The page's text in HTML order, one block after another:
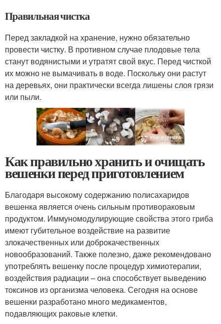
Правильная чистка
Перед закладкой на хранение, нужно обязательно
провести чистку. В противном случае плодовые тела
станут водянистыми и утратят свой вкус. Перед чисткой
их можно не вымачивать в воде. Поскольку они растут
на деревьях, они практически всегда лишены слоя грязи
или пыли.
Как правильно хранить и очищать
вешенки перед приготовлением
Благодаря высокому содержанию полисахаридов
вешенка является очень сильным противораковым
продуктом. Иммуномодулирующие свойства этого гриба
имеют губительное воздействие на развитие
злокачественных или доброкачественных
новообразований. Также полезно, даже рекомендовано
употреблять вешенку после процедур химиотерапии,
воздействия радиации – она способствует выведению
токсинов из организма человека. Сегодня на основе
вешенки разработано много медикаментов,
подавляющих раковые клетки.